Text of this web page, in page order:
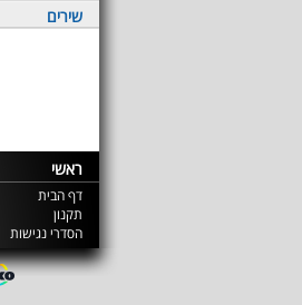
שירים
ראשי
דף הבית
תקנון
הסדרי נגישות